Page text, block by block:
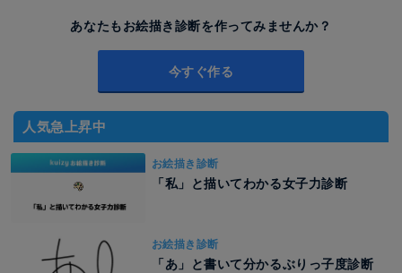
あなたもお絵描き診断を作ってみませんか？
今すぐ作る
人気急上昇中
お絵描き診断
「私」と描いてわかる女子力診断
お絵描き診断
「あ」と書いて分かるぶりっ子度診断